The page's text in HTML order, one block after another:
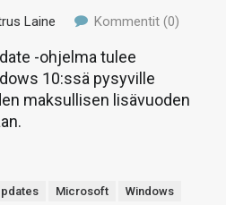
Laine Kommentit (0)
-ohjelma tulee
10:ssä pysyville
maksullisen lisävuoden
Microsoft
Windows